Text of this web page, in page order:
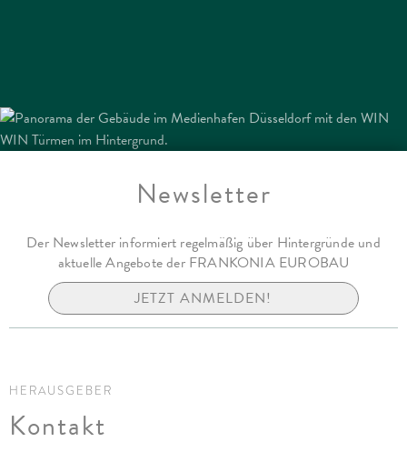
Newsletter
Der Newsletter informiert regelmäßig über Hintergründe und
aktuelle Angebote der FRANKONIA EUROBAU
JETZT ANMELDEN!
HERAUSGEBER
Kontakt